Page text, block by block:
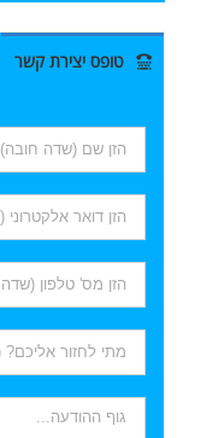
טופס יצירת קשר